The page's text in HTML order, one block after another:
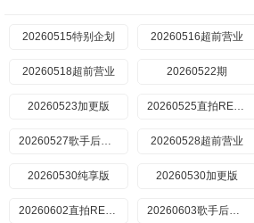
20260515特别企划 20260516超前营业
20260518超前营业 20260522期
20260523加更版 20260525直拍REACTION
20260527歌手后花园 20260528超前营业
20260530纯享版 20260530加更版
20260602直拍REACTION 20260603歌手后花园